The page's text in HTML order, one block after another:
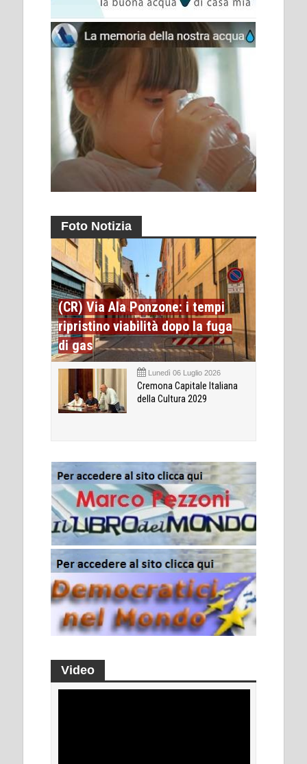
Foto Notizia
(CR) Via Ala Ponzone: i tempi
ripristino viabilità dopo la fuga
di gas
Lunedì 06 Luglio 2026
Cremona Capitale Italiana
della Cultura 2029
Video